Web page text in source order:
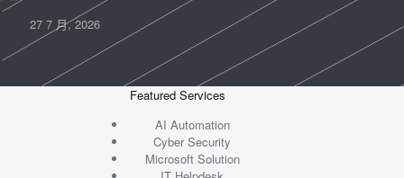
27 7 月, 2026
Featured Services
AI Automation
Cyber Security
Microsoft Solution